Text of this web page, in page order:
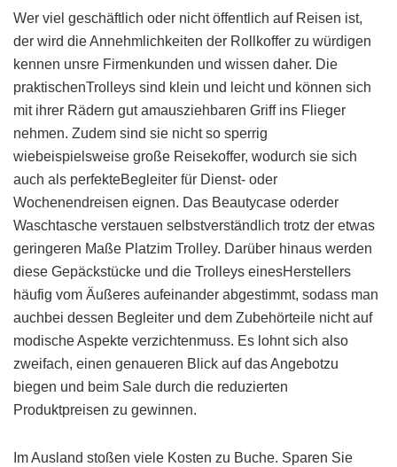
Wer viel geschäftlich oder nicht öffentlich auf Reisen ist,
der wird die Annehmlichkeiten der Rollkoffer zu würdigen
kennen unsre Firmenkunden und wissen daher. Die
praktischenTrolleys sind klein und leicht und können sich
mit ihrer Rädern gut amausziehbaren Griff ins Flieger
nehmen. Zudem sind sie nicht so sperrig
wiebeispielsweise große Reisekoffer, wodurch sie sich
auch als perfekteBegleiter für Dienst- oder
Wochenendreisen eignen. Das Beautycase oderder
Waschtasche verstauen selbstverständlich trotz der etwas
geringeren Maße Platzim Trolley. Darüber hinaus werden
diese Gepäckstücke und die Trolleys einesHerstellers
häufig vom Äußeres aufeinander abgestimmt, sodass man
auchbei dessen Begleiter und dem Zubehörteile nicht auf
modische Aspekte verzichtenmuss. Es lohnt sich also
zweifach, einen genaueren Blick auf das Angebotzu
biegen und beim Sale durch die reduzierten
Produktpreisen zu gewinnen.
Im Ausland stoßen viele Kosten zu Buche. Sparen Sie